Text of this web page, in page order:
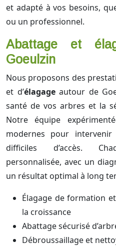
et adapté à vos besoins,
ou un professionnel.
Abattage et
Goeulzin
Nous proposons des
et d’élagageautour de
santé de vos arbres et la
Notre équipe
modernes pour
difficiles d’accès.
personnalisée, avec un
un résultat optimal à long
Élagage de formation
la croissance
Abattage sécurisé
Débroussaillage et